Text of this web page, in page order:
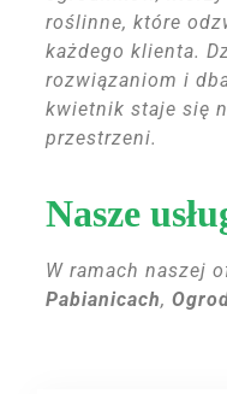
roślinne, które
każdego klienta.
rozwiązaniom i
kwietnik staje się
przestrzeni.
Nasze
W ramach naszej
Pabianicach,